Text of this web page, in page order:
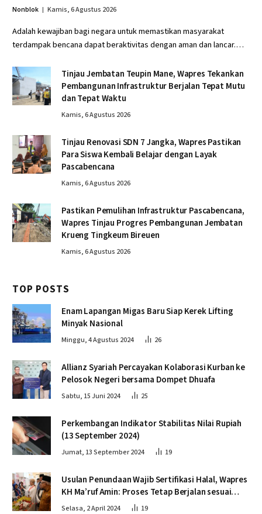
Nonblok Kamis, 6 Agustus 2026
Adalah kewajiban bagi negara untuk memastikan masyarakat
terdampak bencana dapat beraktivitas dengan aman dan lancar.…
Tinjau Jembatan Teupin Mane, Wapres Tekankan
Pembangunan Infrastruktur Berjalan Tepat Mutu
dan Tepat Waktu
Kamis, 6 Agustus 2026
Tinjau Renovasi SDN 7 Jangka, Wapres Pastikan
Para Siswa Kembali Belajar dengan Layak
Pascabencana
Kamis, 6 Agustus 2026
Pastikan Pemulihan Infrastruktur Pascabencana,
Wapres Tinjau Progres Pembangunan Jembatan
Krueng Tingkeum Bireuen
Kamis, 6 Agustus 2026
TOP POSTS
Enam Lapangan Migas Baru Siap Kerek Lifting
Minyak Nasional
Minggu, 4 Agustus 2024 26
Allianz Syariah Percayakan Kolaborasi Kurban ke
Pelosok Negeri bersama Dompet Dhuafa
Sabtu, 15 Juni 2024 25
Perkembangan Indikator Stabilitas Nilai Rupiah
(13 September 2024)
Jumat, 13 September 2024 19
Usulan Penundaan Wajib Sertifikasi Halal, Wapres
KH Ma’ruf Amin: Proses Tetap Berjalan sesuai
Penahapan
Selasa, 2 April 2024 19